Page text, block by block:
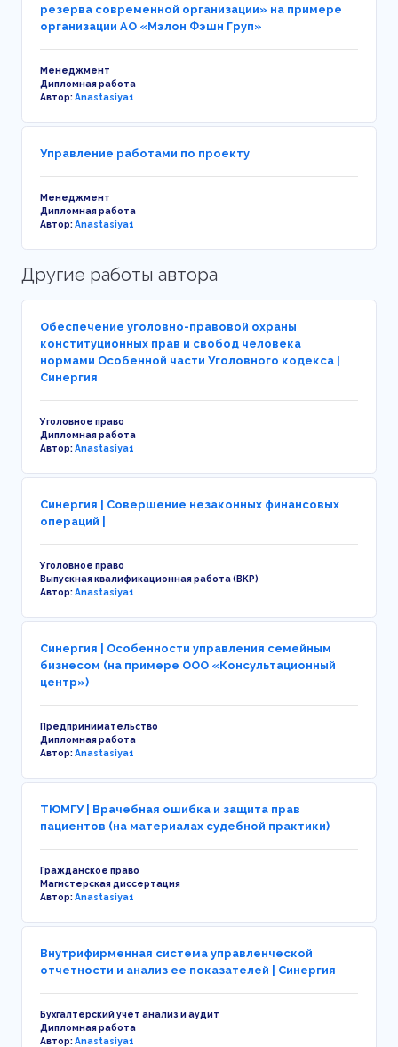
резерва современной организации» на примере
организации АО «Мэлон Фэшн Груп»
Менеджмент
Дипломная работа
Автор:Anastasiya1
Управление работами по проекту
Менеджмент
Дипломная работа
Автор:Anastasiya1
Другие работы автора
Обеспечение уголовно-правовой охраны
конституционных прав и свобод человека
нормами Особенной части Уголовного кодекса |
Синергия
Уголовное право
Дипломная работа
Автор:Anastasiya1
Синергия | Совершение незаконных финансовых
операций |
Уголовное право
Выпускная квалификационная работа (ВКР)
Автор:Anastasiya1
Синергия | Особенности управления семейным
бизнесом (на примере ООО «Консультационный
центр»)
Предпринимательство
Дипломная работа
Автор:Anastasiya1
ТЮМГУ | Врачебная ошибка и защита прав
пациентов (на материалах судебной практики)
Гражданское право
Магистерская диссертация
Автор:Anastasiya1
Внутрифирменная система управленческой
отчетности и анализ ее показателей | Синергия
Бухгалтерский учет анализ и аудит
Дипломная работа
Автор:Anastasiya1